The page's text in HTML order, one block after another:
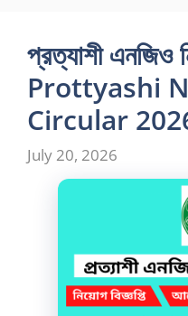
প্রত্যাশী এনজিও
Prottyashi
Circular
July 20, 2026